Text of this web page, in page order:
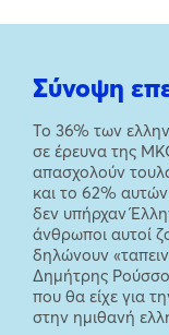
Σύνοψη
Το 36% των
σε έρευνα της
απασχολούν
και το 62%
δεν υπήρχαν
άνθρωποι αυτοί
δηλώνουν
Δημήτρης
που θα είχε για
στην ημιθανή